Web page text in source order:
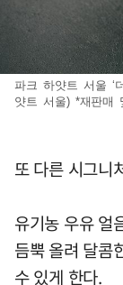
파크 하얏트 서울 ‘
얏트 서울) *재판매
또 다른 시그니
유기농 우유 얼
듬뿍 올려 달콤
수 있게 한다.